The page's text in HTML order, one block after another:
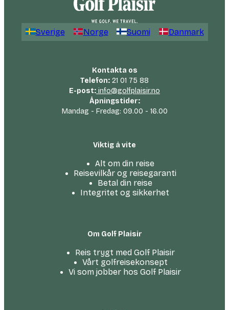
Sverige Norge Suomi Danmark
Kontakta os
Telefon: 21 01 75 88
E-post: info@golfplaisir.no
Åpningstider:
Mandag - Fredag: 09.00 - 16.00
Viktig å vite
Alt om din reise
Reisevilkår og reisegaranti
Betal din reise
Integritet og sikkerhet
Om Golf Plaisir
Reis trygt med Golf Plaisir
Vårt golfreise­konsept
Vi som jobber hos Golf Plaisir